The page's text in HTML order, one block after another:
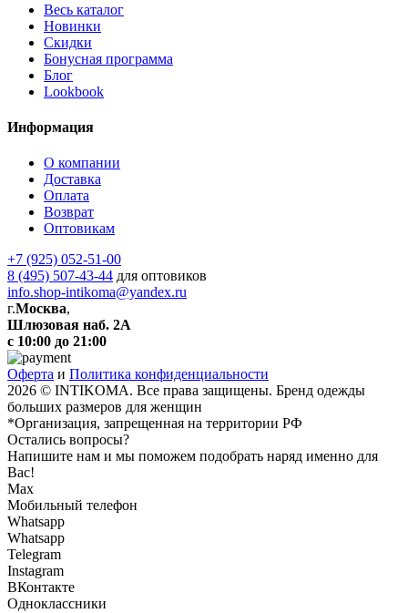
Весь каталог
Новинки
Скидки
Бонусная программа
Блог
Lookbook
Информация
О компании
Доставка
Оплата
Возврат
Оптовикам
+7 (925) 052-51-00
8 (495) 507-43-44 для оптовиков
info.shop-intikoma@yandex.ru
г.Москва,
Шлюзовая наб. 2А
с 10:00 до 21:00
Оферта и Политика конфиденциальности
2026 © INTIKOMA. Все права защищены. Бренд одежды
больших размеров для женщин
*Организация, запрещенная на территории РФ
Остались вопросы?
Напишите нам и мы поможем подобрать наряд именно для
Вас!
Max
Мобильный телефон
Whatsapp
Whatsapp
Telegram
Instagram
ВКонтакте
Одноклассники